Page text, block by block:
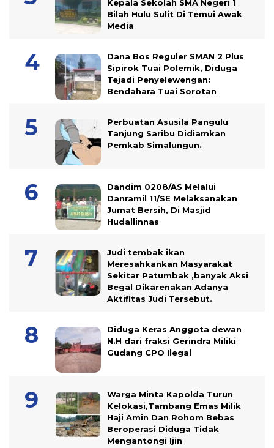
Kepala Sekolah SMA Negeri 1
Bilah Hulu Sulit Di Temui Awak
Media
Dana Bos Reguler SMAN 2 Plus
Sipirok Tuai Polemik, Diduga
Tejadi Penyelewengan:
Bendahara Tuai Sorotan
Perbuatan Asusila Pangulu
Tanjung Saribu Didiamkan
Pemkab Simalungun.
Dandim 0208/AS Melalui
Danramil 11/SE Melaksanakan
Jumat Bersih, Di Masjid
Hudallinnas
Judi tembak ikan
Meresahkankan Masyarakat
Sekitar Patumbak ,banyak Aksi
Begal Dikarenakan Adanya
Aktifitas Judi Tersebut.
Diduga Keras Anggota dewan
N.H dari fraksi Gerindra Miliki
Gudang CPO Ilegal
Warga Minta Kapolda Turun
Kelokasi,Tambang Emas Milik
Haji Amin Dan Rohom Bebas
Beroperasi Diduga Tidak
Mengantongi Ijin